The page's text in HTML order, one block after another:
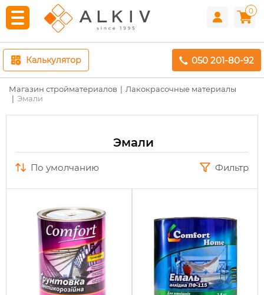
0
Калькулятор 050 201-80-92
Магазин стройматериалов
Лакокрасочные материалы
Эмали
Эмали
по умолчанию Фильтр